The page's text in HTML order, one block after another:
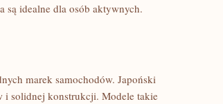
są idealne dla ‌osób aktywnych.
marek samochodów. Japoński
i solidnej konstrukcji. Modele takie